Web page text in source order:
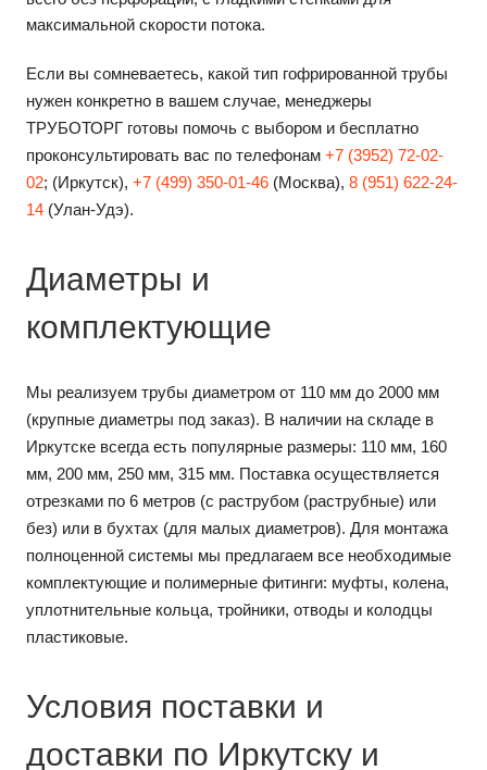
максимальной скорости потока.
Если вы сомневаетесь, какой тип гофрированной трубы
нужен конкретно в вашем случае, менеджеры
ТРУБОТОРГ готовы помочь с выбором и бесплатно
проконсультировать вас по телефонам +7 (3952) 72-02-
02; (Иркутск), +7 (499) 350-01-46 (Москва), 8 (951) 622-24-
14 (Улан-Удэ).
Диаметры и
комплектующие
Мы реализуем трубы диаметром от 110 мм до 2000 мм
(крупные диаметры под заказ). В наличии на складе в
Иркутске всегда есть популярные размеры: 110 мм, 160
мм, 200 мм, 250 мм, 315 мм. Поставка осуществляется
отрезками по 6 метров (с раструбом (раструбные) или
без) или в бухтах (для малых диаметров). Для монтажа
полноценной системы мы предлагаем все необходимые
комплектующие и полимерные фитинги: муфты, колена,
уплотнительные кольца, тройники, отводы и колодцы
пластиковые.
Условия поставки и
доставки по Иркутску и